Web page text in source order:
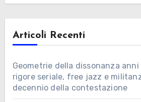
Articoli Recenti
Geometrie della dissonanza anni
rigore seriale, free jazz e
decennio della contestazione